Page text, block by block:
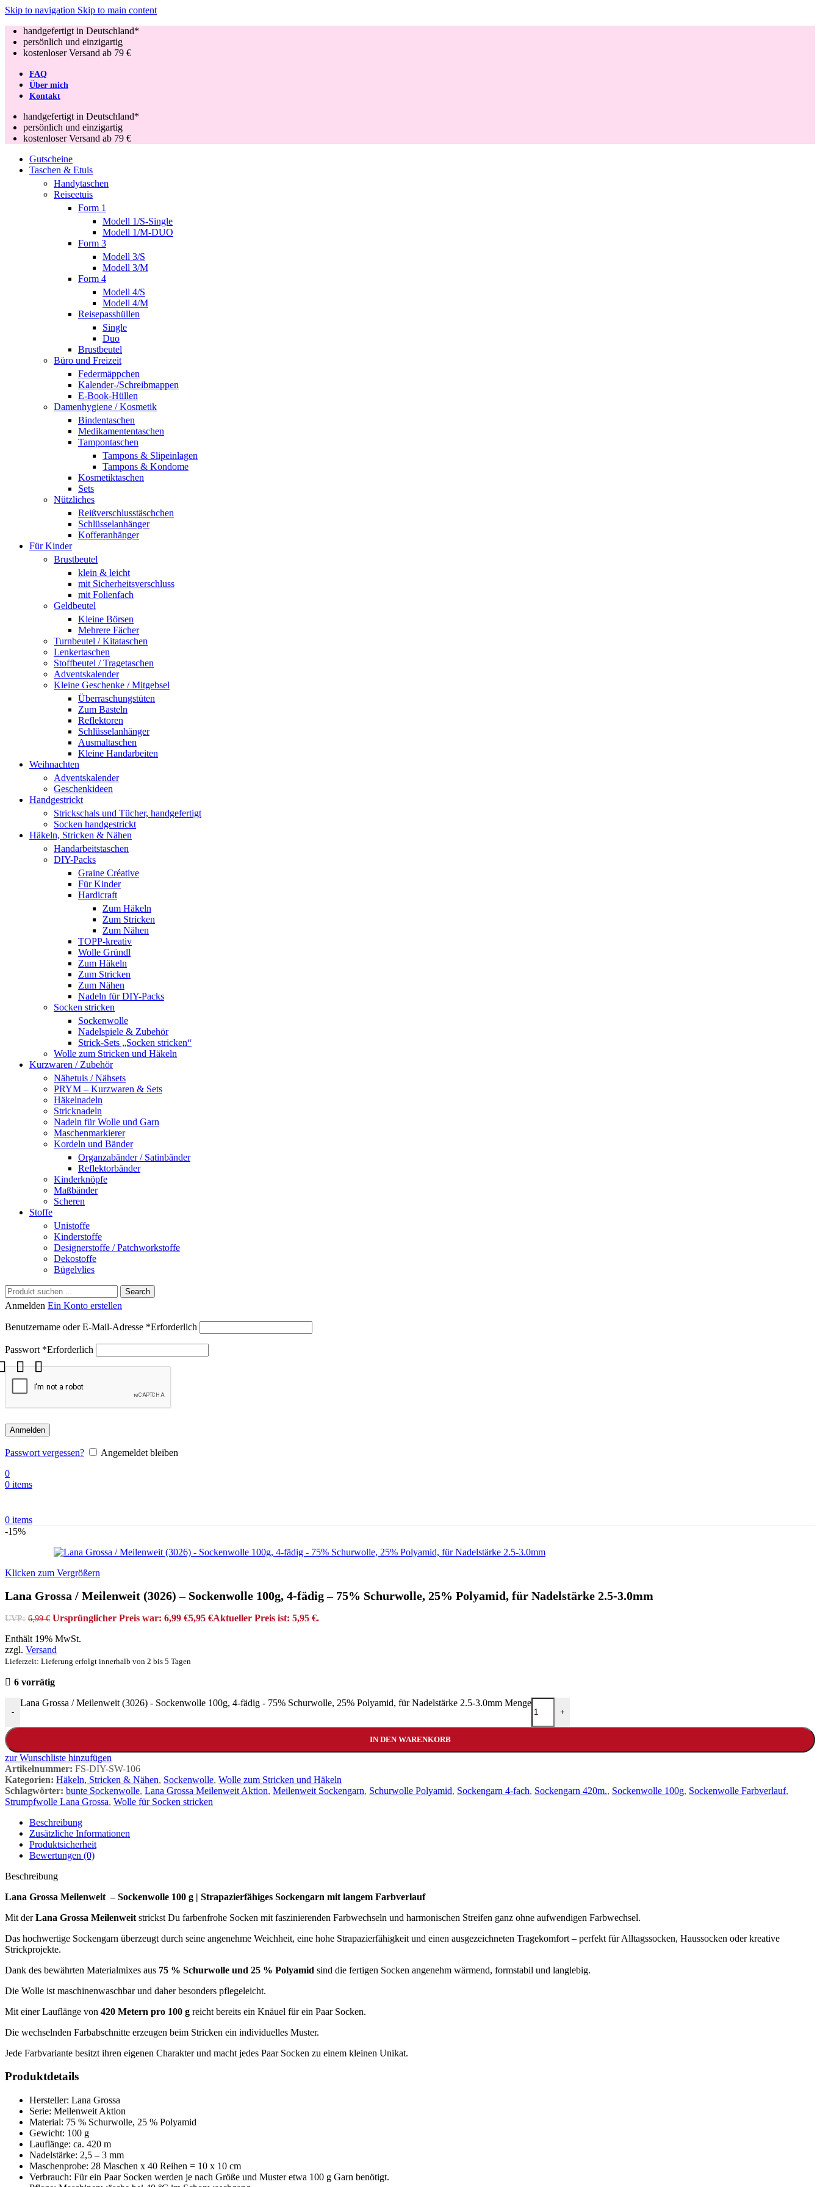
Skip to navigation Skip to main content
handgefertigt in Deutschland*
persönlich und einzigartig
kostenloser Versand ab 79 €
FAQ
Über mich
Kontakt
handgefertigt in Deutschland*
persönlich und einzigartig
kostenloser Versand ab 79 €
Gutscheine
Taschen & Etuis
Handytaschen
Reiseetuis
Form 1
Modell 1/S-Single
Modell 1/M-DUO
Form 3
Modell 3/S
Modell 3/M
Form 4
Modell 4/S
Modell 4/M
Reisepasshüllen
Single
Duo
Brustbeutel
Büro und Freizeit
Federmäppchen
Kalender-/Schreibmappen
E-Book-Hüllen
Damenhygiene / Kosmetik
Bindentaschen
Medikamententaschen
Tampontaschen
Tampons & Slipeinlagen
Tampons & Kondome
Kosmetiktaschen
Sets
Nützliches
Reißverschlusstäschchen
Schlüsselanhänger
Kofferanhänger
Für Kinder
Brustbeutel
klein & leicht
mit Sicherheitsverschluss
mit Folienfach
Geldbeutel
Kleine Börsen
Mehrere Fächer
Turnbeutel / Kitataschen
Lenkertaschen
Stoffbeutel / Tragetaschen
Adventskalender
Kleine Geschenke / Mitgebsel
Überraschungstüten
Zum Basteln
Reflektoren
Schlüsselanhänger
Ausmaltaschen
Kleine Handarbeiten
Weihnachten
Adventskalender
Geschenkideen
Handgestrickt
Strickschals und Tücher, handgefertigt
Socken handgestrickt
Häkeln, Stricken & Nähen
Handarbeitstaschen
DIY-Packs
Graine Créative
Für Kinder
Hardicraft
Zum Häkeln
Zum Stricken
Zum Nähen
TOPP-kreativ
Wolle Gründl
Zum Häkeln
Zum Stricken
Zum Nähen
Nadeln für DIY-Packs
Socken stricken
Sockenwolle
Nadelspiele & Zubehör
Strick-Sets „Socken stricken“
Wolle zum Stricken und Häkeln
Kurzwaren / Zubehör
Nähetuis / Nähsets
PRYM – Kurzwaren & Sets
Häkelnadeln
Stricknadeln
Nadeln für Wolle und Garn
Maschenmarkierer
Kordeln und Bänder
Organzabänder / Satinbänder
Reflektorbänder
Kinderknöpfe
Maßbänder
Scheren
Stoffe
Unistoffe
Kinderstoffe
Designerstoffe / Patchworkstoffe
Dekostoffe
Bügelvlies
Search
Anmelden Ein Konto erstellen
Benutzername oder E-Mail-Adresse *Erforderlich
Passwort *Erforderlich
Anmelden
Passwort vergessen?
Angemeldet bleiben
0
0 items
0 items
-15%
Klicken zum Vergrößern
Lana Grossa / Meilenweit (3026) – Sockenwolle 100g, 4-fädig – 75% Schurwolle, 25% Polyamid, für Nadelstärke 2.5-3.0mm
UVP: 6,99€ Ursprünglicher Preis war: 6,99 €5,95 €Aktueller Preis ist: 5,95 €.
Enthält 19% MwSt.
zzgl. Versand
Lieferzeit: Lieferung erfolgt innerhalb von 2 bis 5 Tagen
6 vorrätig
-
Lana Grossa / Meilenweit (3026) - Sockenwolle 100g, 4-fädig - 75% Schurwolle, 25% Polyamid, für Nadelstärke 2.5-3.0mm Menge
+
IN DEN WARENKORB
zur Wunschliste hinzufügen
Artikelnummer: FS-DIY-SW-106
Kategorien: Häkeln, Stricken & Nähen, Sockenwolle, Wolle zum Stricken und Häkeln
Schlagwörter: bunte Sockenwolle, Lana Grossa Meilenweit Aktion, Meilenweit Sockengarn, Schurwolle Polyamid, Sockengarn 4-fach, Sockengarn 420m., Sockenwolle 100g, Sockenwolle Farbverlauf,
Strumpfwolle Lana Grossa, Wolle für Socken stricken
Beschreibung
Zusätzliche Informationen
Produktsicherheit
Bewertungen (0)
Beschreibung
Lana Grossa Meilenweit – Sockenwolle 100 g | Strapazierfähiges Sockengarn mit langem Farbverlauf
Mit derLana Grossa Meilenweit strickst Du farbenfrohe Socken mit faszinierenden Farbwechseln und harmonischen Streifen ganz ohne aufwendigen Farbwechsel.
Das hochwertige Sockengarn überzeugt durch seine angenehme Weichheit, eine hohe Strapazierfähigkeit und einen ausgezeichneten Tragekomfort – perfekt für Alltagssocken, Haussocken oder kreative
Strickprojekte.
Dank des bewährten Materialmixes aus 75 % Schurwolle und 25 % Polyamid sind die fertigen Socken angenehm wärmend, formstabil und langlebig.
Die Wolle ist maschinenwaschbar und daher besonders pflegeleicht.
Mit einer Lauflänge von 420 Metern pro 100 g reicht bereits ein Knäuel für ein Paar Socken.
Die wechselnden Farbabschnitte erzeugen beim Stricken ein individuelles Muster.
Jede Farbvariante besitzt ihren eigenen Charakter und macht jedes Paar Socken zu einem kleinen Unikat.
Produktdetails
Hersteller: Lana Grossa
Serie: Meilenweit Aktion
Material: 75 % Schurwolle, 25 % Polyamid
Gewicht: 100 g
Lauflänge: ca. 420 m
Nadelstärke: 2,5 – 3 mm
Maschenprobe: 28 Maschen x 40 Reihen = 10 x 10 cm
Verbrauch: Für ein Paar Socken werden je nach Größe und Muster etwa 100 g Garn benötigt.